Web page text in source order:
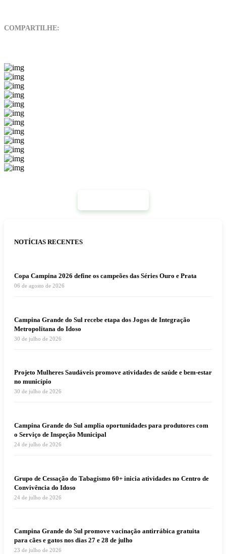
COMPARTILHE:
NOTÍCIAS RECENTES
Copa Campina 2026 define os campeões das Séries Ouro e Prata
06 de agosto de 2026
Campina Grande do Sul recebe etapa dos Jogos de Integração
Metropolitana do Idoso
30 de julho de 2026
Projeto Mulheres Saudáveis promove atividades de saúde e bem-estar
no município
30 de julho de 2026
Campina Grande do Sul amplia oportunidades para produtores com
o Serviço de Inspeção Municipal
24 de julho de 2026
Grupo de Cessação do Tabagismo 60+ inicia atividades no Centro de
Convivência do Idoso
24 de julho de 2026
Campina Grande do Sul promove vacinação antirrábica gratuita
para cães e gatos nos dias 27 e 28 de julho
23 de julho de 2026